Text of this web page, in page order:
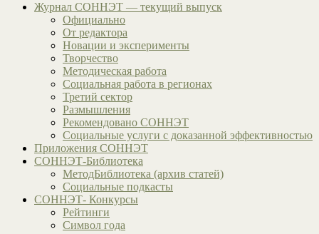
Журнал СОННЭТ — текущий выпуск
Официально
От редактора
Новации и эксперименты
Творчество
Методическая работа
Социальная работа в регионах
Третий сектор
Размышления
Рекомендовано СОННЭТ
Социальные услуги с доказанной эффективностью
Приложения СОННЭТ
СОННЭТ-Библиотека
МетодБиблиотека (архив статей)
Социальные подкасты
СОННЭТ- Конкурсы
Рейтинги
Символ года